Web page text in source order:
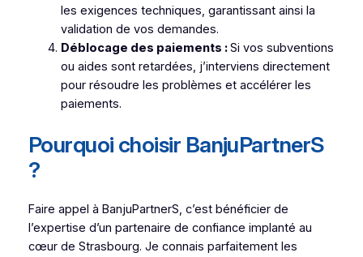
les exigences techniques, garantissant ainsi la
validation de vos demandes.
Déblocage des paiements :Si vos subventions
ou aides sont retardées, j’interviens directement
pour résoudre les problèmes et accélérer les
paiements.
Pourquoi choisir BanjuPartnerS
?
Faire appel à BanjuPartnerS, c’est bénéficier de
l’expertise d’un partenaire de confiance implanté au
cœur de Strasbourg. Je connais parfaitement les